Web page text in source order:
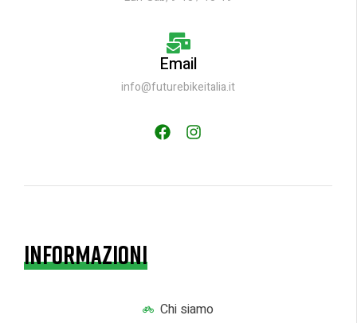
Email
info@futurebikeitalia.it
INFORMAZIONI
Chi siamo